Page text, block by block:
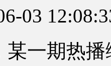
03
某一期热